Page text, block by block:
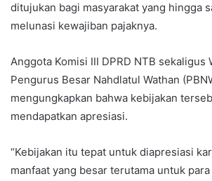
ditujukan bagi masyarakat yang hingga
melunasi kewajiban pajaknya.
Anggota Komisi III DPRD NTB sekaligus
Pengurus Besar Nahdlatul Wathan
mengungkapkan bahwa kebijakan
mendapatkan apresiasi.
“Kebijakan itu tepat untuk diapresiasi
manfaat yang besar terutama untuk para